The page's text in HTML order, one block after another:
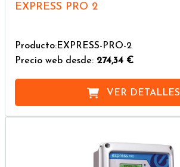
EXPRESS PRO 2
Producto:EXPRESS-PRO-2
Precio web desde: 274,34 €
VER DETALLES